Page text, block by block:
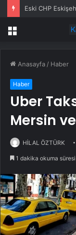
Menü
Anasayfa / Haber
Haber
Uber
Mersin
HİLAL ÖZTÜRK
1 dakika okuma süresi